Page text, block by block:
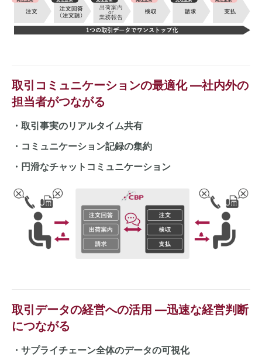
取引コミュニケーションの最適化 ―社内外の
担当者がつながる
・取引事実のリアルタイム共有
・コミュニケーション記録の集約
・円滑なチャットコミュニケーション
取引データの経営への活用 ―迅速な経営判断
につながる
・サプライチェーン全体のデータの可視化